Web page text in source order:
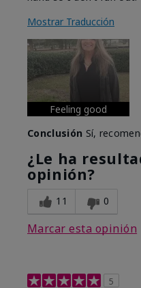
Mostrar Traducción
Feeling good
Conclusión Sí,
¿Le ha
opinión?
11 0
Marcar esta opinión
5